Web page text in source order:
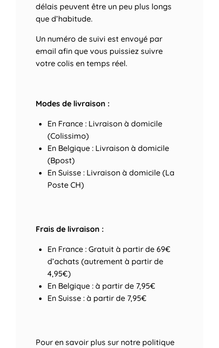
délais peuvent être un peu plus longs
que d’habitude.
Un numéro de suivi est envoyé par
email afin que vous puissiez suivre
votre colis en temps réel.
Modes de livraison :
En France : Livraison à domicile
(Colissimo)
En Belgique : Livraison à domicile
(Bpost)
En Suisse : Livraison à domicile (La
Poste CH)
Frais de livraison :
En France : Gratuit à partir de 69€
d’achats (autrement à partir de
4,95€)
En Belgique : à partir de 7,95€
En Suisse : à partir de 7,95€
Pour en savoir plus sur notre politique